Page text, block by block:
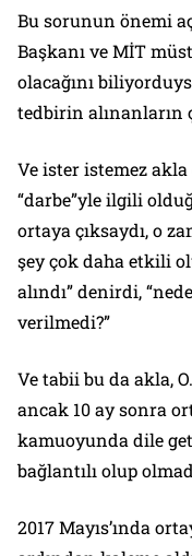
Bu sorunun önemi
Başkanı ve MİT
olacağını
tedbirin alınanların
Ve ister istemez
“darbe”yle ilgili
ortaya çıksaydı, o
şey çok daha etkili
alındı” denirdi,
verilmedi?”
Ve tabii bu da akla,
ancak 10 ay sonra
kamuoyunda dile
bağlantılı olup
2017 Mayıs’ında